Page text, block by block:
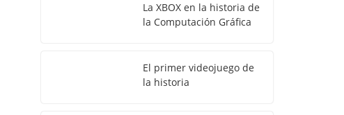
La XBOX en la historia de
la Computación Gráfica
El primer videojuego de
la historia